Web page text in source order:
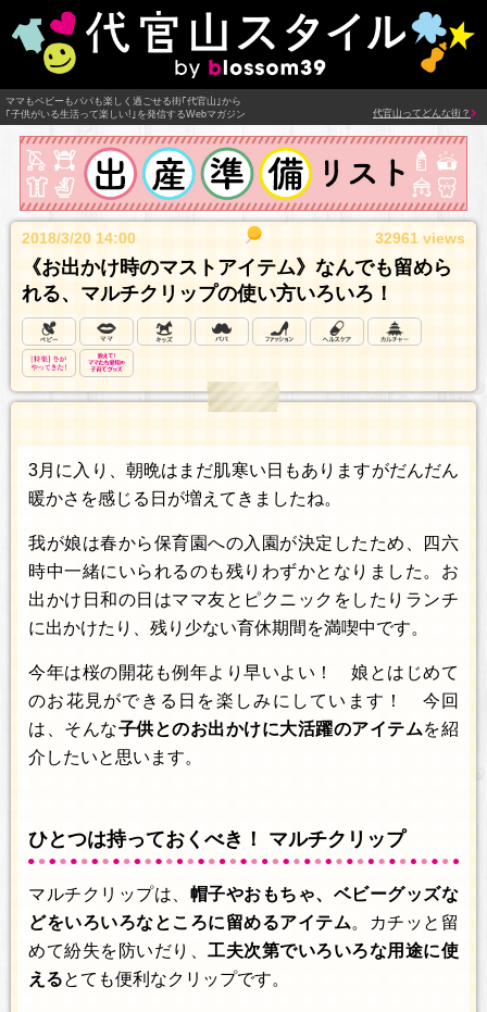
ママもベビーもパパも楽しく過ごせる街｢代官山｣から
｢子供がいる生活って楽しい!｣を発信するWebマガジン
代官山ってどんな街？
2018/3/20 14:00 32961 views
《お出かけ時のマストアイテム》なんでも留めら
れる、マルチクリップの使い方いろいろ！
3月に入り、朝晩はまだ肌寒い日もありますがだんだん
暖かさを感じる日が増えてきましたね。
我が娘は春から保育園への入園が決定したため、四六
時中一緒にいられるのも残りわずかとなりました。お
出かけ日和の日はママ友とピクニックをしたりランチ
に出かけたり、残り少ない育休期間を満喫中です。
今年は桜の開花も例年より早いよい！ 娘とはじめて
のお花見ができる日を楽しみにしています！ 今回
は、そんな子供とのお出かけに大活躍のアイテムを紹
介したいと思います。
ひとつは持っておくべき！ マルチクリップ
マルチクリップは、 帽子やおもちゃ、ベビーグッズな
どをいろいろなところに留めるアイテム。カチッと留
めて紛失を防いだり、工夫次第でいろいろな用途に使
えるとても便利なクリップです。